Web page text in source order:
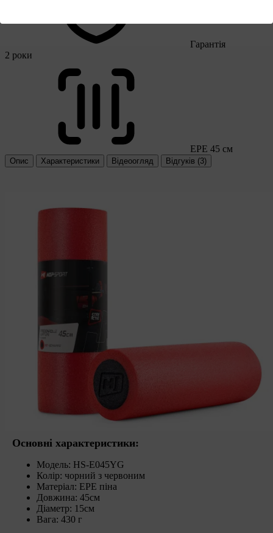
Гарантія
2 роки
EPE 45 см
Опис Характеристики Відеоогляд Відгуків (3)
Основні характеристики:
Модель: HS-E045YG
Колір: чорний з червоним
Матеріал: EPE піна
Довжина: 45см
Діаметр: 15см
Вага: 430 г